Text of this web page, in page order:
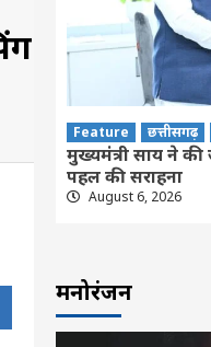
Feature छत्तीसगढ़
मुख्यमंत्री साय ने की
पहल की सराहना
August 6, 2026
मनोरंजन